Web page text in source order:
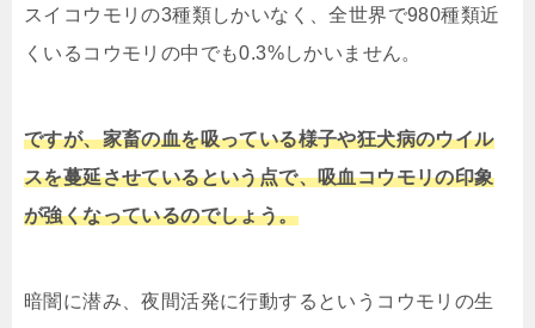
スイコウモリの3種類しかいなく、全世界で980種類近
くいるコウモリの中でも0.3%しかいません。
ですが、家畜の血を吸っている様子や狂犬病のウイル
スを蔓延させているという点で、吸血コウモリの印象
が強くなっているのでしょう。
暗闇に潜み、夜間活発に行動するというコウモリの生